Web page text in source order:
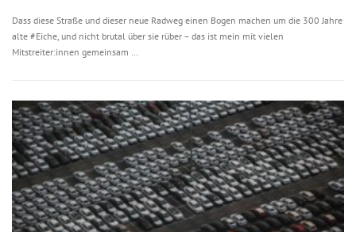
Dass diese Straße und dieser neue Radweg einen Bogen machen um die 300 Jahre
alte #Eiche, und nicht brutal über sie rüber – das ist mein mit vielen
Mitstreiter:innen gemeinsam …